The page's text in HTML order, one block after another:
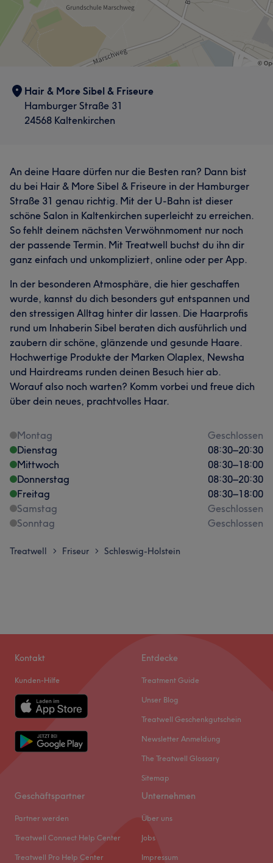
Hair & More Sibel & Friseure
Hamburger Straße 31
24568 Kaltenkirchen
An deine Haare dürfen nur die Besten ran? Dann bist
du bei Hair & More Sibel & Friseure in der Hamburger
Straße 31 genau richtig. Mit der U-Bahn ist dieser
schöne Salon in Kaltenkirchen superleicht zu erreichen.
So fehlt deinem nächsten Verwöhnmoment nur noch
der passende Termin. Mit Treatwell buchst du ihn dir
ganz einfach und unkompliziert, online oder per App.
In der besonderen Atmosphäre, die hier geschaffen
wurde, kannst du dich besonders gut entspannen und
den stressigen Alltag hinter dir lassen. Die Haarprofis
rund um Inhaberin Sibel beraten dich ausführlich und
zaubern dir schöne, glänzende und gesunde Haare.
Hochwertige Produkte der Marken Olaplex, Newsha
und Hairdreams runden deinen Besuch hier ab.
Worauf also noch warten? Komm vorbei und freue dich
über dein neues, prachtvolles Haar.
Montag
Geschlossen
Dienstag
08:30–20:30
Mittwoch
08:30–18:00
Donnerstag
08:30–20:30
Freitag
08:30–18:00
Samstag
Geschlossen
Sonntag
Geschlossen
Treatwell > Friseur > Schleswig-Holstein
Kontakt
Kunden-Hilfe
Entdecke
Treatment Guide
Unser Blog
Treatwell Geschenkgutschein
Newsletter Anmeldung
The Treatwell Glossary
Sitemap
Geschäftspartner
Partner werden
Treatwell Connect Help Center
Treatwell Pro Help Center
Unternehmen
Über uns
Jobs
Impressum